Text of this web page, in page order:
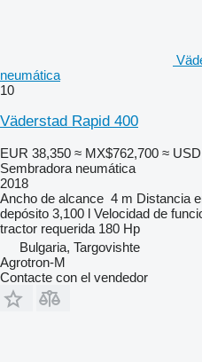
neumática
10
Väderstad Rapid 400
EUR 38,350 ≈ MX$762,700 ≈
Sembradora neumática
2018
Ancho de alcance 4 m Distancia
depósito 3,100 l Velocidad de
tractor requerida 180 Hp
Bulgaria, Targovishte
Agrotron-M
Contacte con el vendedor